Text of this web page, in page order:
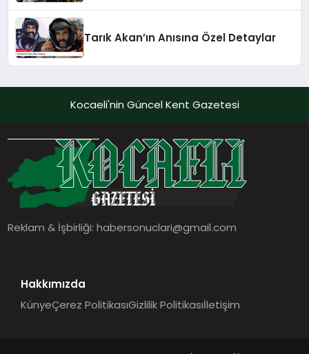
Tarık Akan’ın Anısına Özel Detaylar
Kocaeli'nin Güncel Kent Gazetesi
Reklam & İşbirliği:habersonuclari@gmail.com
Hakkımızda
KünyeÇerez PolitikasıGizlilik Politikasıİletişim